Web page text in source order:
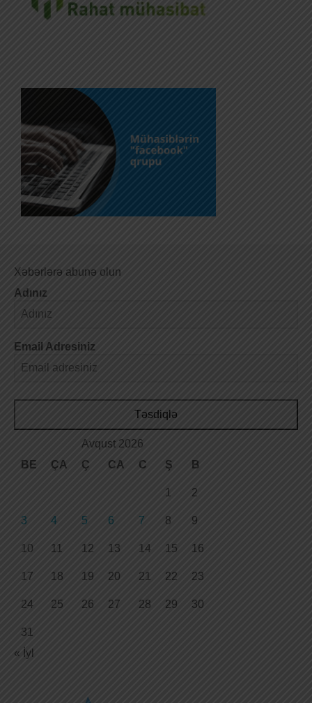
Xəbərlərə abunə olun
Adınız
Email Adresiniz
Təsdiqlə
Avqust 2026
BE
ÇA Ç CA C Ş B
1 2
3 4 5 6 7 8 9
10 11 12 13 14 15 16
17 18 19 20 21 22 23
24 25 26 27 28 29 30
31
« İyl